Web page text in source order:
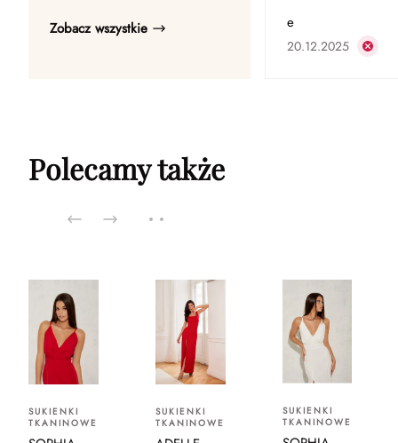
Zobacz wszystkie
e
20.12.2025
Polecamy także
SUKIENKI
TKANINOWE
SUKIENKI
TKANINOWE
SUKIENKI
TKANINOWE